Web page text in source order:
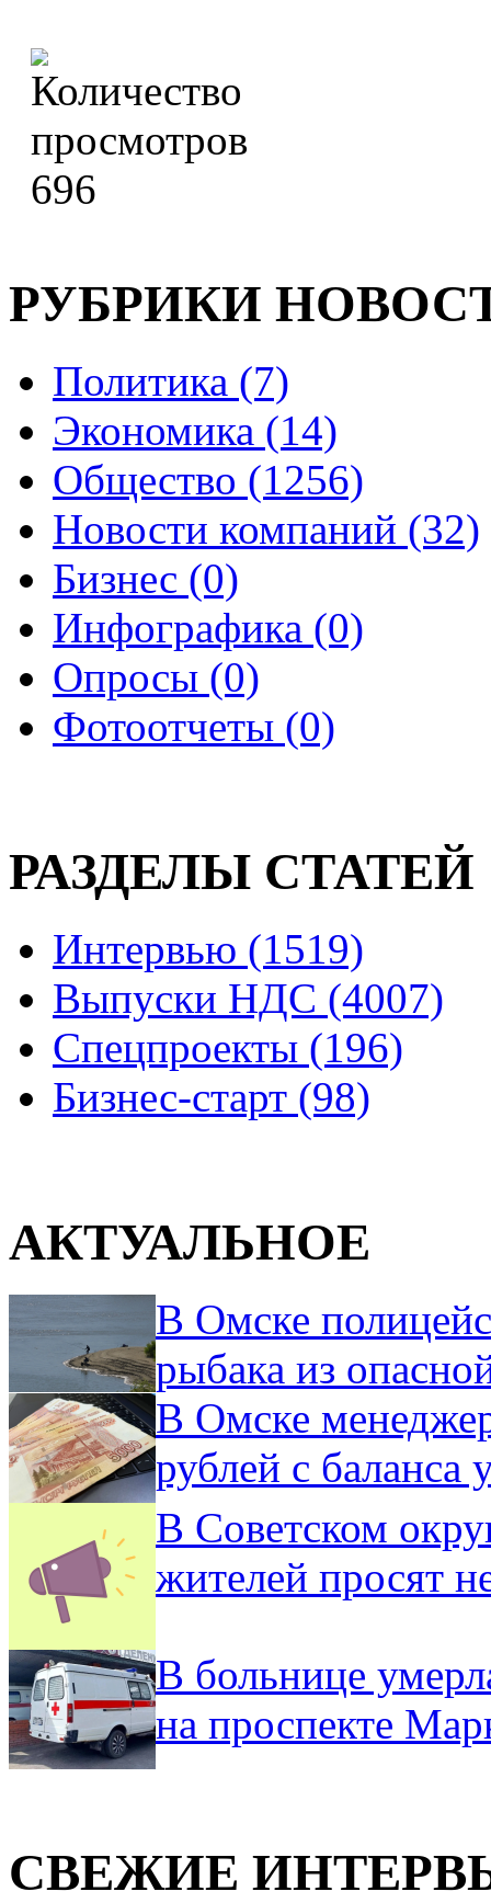
696
РУБРИКИ
Политика (7)
Экономика (14)
Общество (1256)
Новости компаний (32)
Бизнес (0)
Инфографика (0)
Опросы (0)
Фотоотчеты (0)
РАЗДЕЛЫ СТАТЕЙ
Интервью (1519)
Выпуски НДС (4007)
Спецпроекты (196)
Бизнес-старт (98)
АКТУАЛЬНОЕ
В Омске
рыбака из
В Омске
рублей с баланса
В Советском
жителей просят
В больнице
на проспекте
СВЕЖИЕ